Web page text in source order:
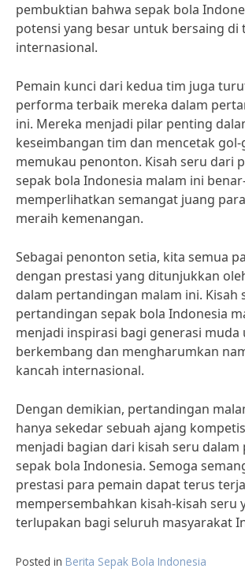
pembuktian bahwa sepak bola
potensi yang besar untuk bersaing di
internasional.
Pemain kunci dari kedua tim juga
performa terbaik mereka dalam
ini. Mereka menjadi pilar penting
keseimbangan tim dan mencetak gol-
memukau penonton. Kisah seru dari
sepak bola Indonesia malam ini
memperlihatkan semangat juang
meraih kemenangan.
Sebagai penonton setia, kita semua
dengan prestasi yang ditunjukkan
dalam pertandingan malam ini. Kisah
pertandingan sepak bola Indonesia
menjadi inspirasi bagi generasi
berkembang dan mengharumkan
kancah internasional.
Dengan demikian, pertandingan
hanya sekedar sebuah ajang
menjadi bagian dari kisah seru
sepak bola Indonesia. Semoga
prestasi para pemain dapat terus
mempersembahkan kisah-kisah seru
terlupakan bagi seluruh masyarakat
Posted in Berita Sepak Bola Indonesia